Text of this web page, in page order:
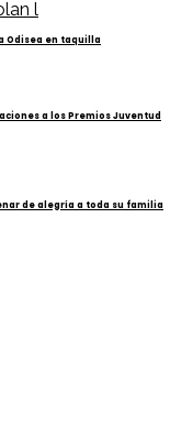
Odisea en taquilla
a los Premios Juventud
de alegría a toda su familia